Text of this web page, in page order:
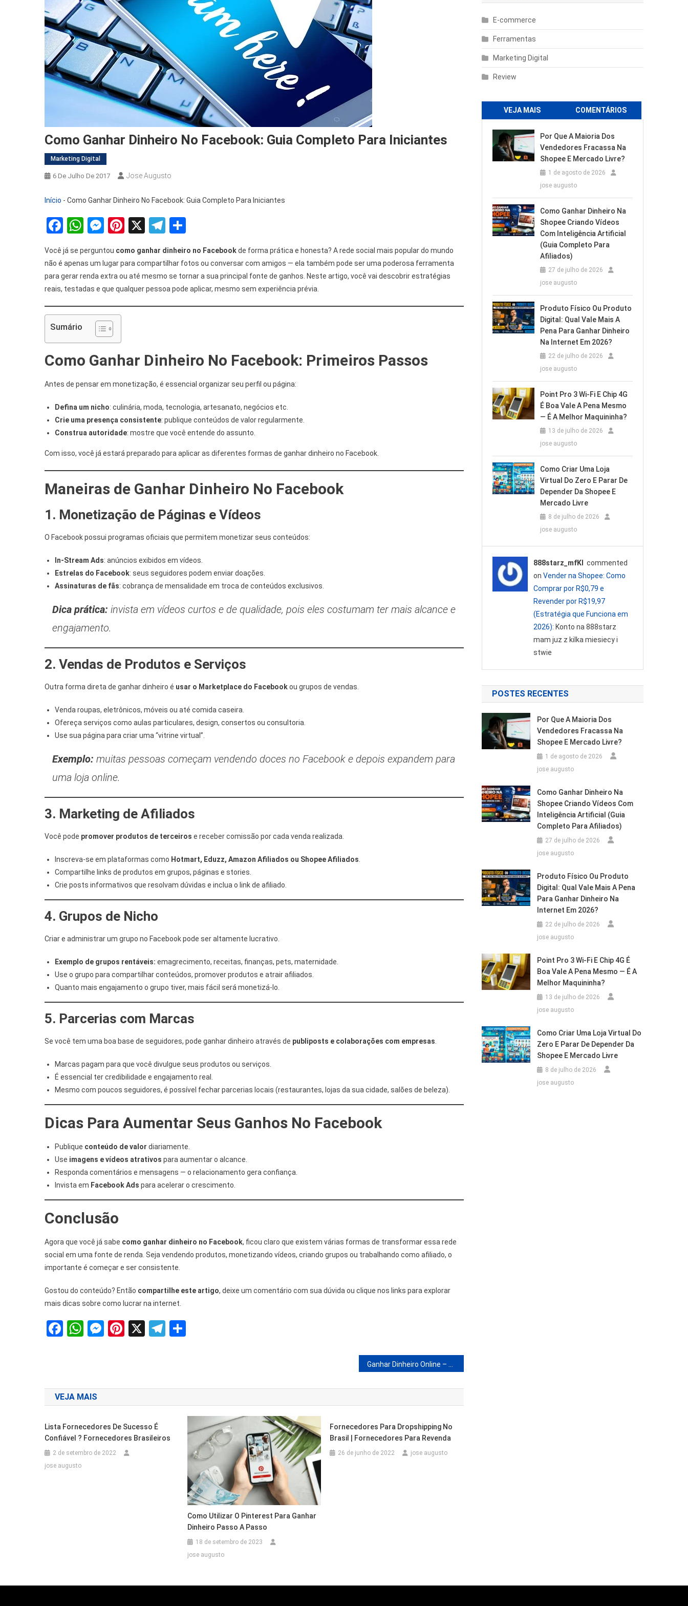
Como Ganhar Dinheiro No Facebook: Guia Completo Para Iniciantes
Marketing Digital
6 De Julho De 2017 Jose Augusto
Início - Como Ganhar Dinheiro No Facebook: Guia Completo Para Iniciantes
Facebook
WhatsApp
Messenger
Pinterest
X Telegram
Você já se perguntou como ganhar dinheiro no Facebookde forma prática e honesta? A rede social mais popular do mundo
não é apenas um lugar para compartilhar fotos ou conversar com amigos — ela também pode ser uma poderosa ferramenta
para gerar renda extra ou até mesmo se tornar a sua principal fonte de ganhos. Neste artigo, você vai descobrir estratégias
reais, testadas e que qualquer pessoa pode aplicar, mesmo sem experiência prévia.
Sumário
Como Ganhar Dinheiro No Facebook: Primeiros Passos
Antes de pensar em monetização, é essencial organizar seu perfil ou página:
Defina um nicho: culinária, moda, tecnologia, artesanato, negócios etc.
Crie uma presença consistente: publique conteúdos de valor regularmente.
Construa autoridade: mostre que você entende do assunto.
Com isso, você já estará preparado para aplicar as diferentes formas de ganhar dinheiro no Facebook.
Maneiras de Ganhar Dinheiro No Facebook
1. Monetização de Páginas e Vídeos
O Facebook possui programas oficiais que permitem monetizar seus conteúdos:
In-Stream Ads: anúncios exibidos em vídeos.
Estrelas do Facebook: seus seguidores podem enviar doações.
Assinaturas de fãs: cobrança de mensalidade em troca de conteúdos exclusivos.
Dica prática: invista em vídeos curtos e de qualidade, pois eles costumam ter mais alcance e
engajamento.
2. Vendas de Produtos e Serviços
Outra forma direta de ganhar dinheiro é usar o Marketplace do Facebookou grupos de vendas.
Venda roupas, eletrônicos, móveis ou até comida caseira.
Ofereça serviços como aulas particulares, design, consertos ou consultoria.
Use sua página para criar uma “vitrine virtual”.
Exemplo: muitas pessoas começam vendendo doces no Facebook e depois expandem para
uma loja online.
3. Marketing de Afiliados
Você pode promover produtos de terceiros e receber comissão por cada venda realizada.
Inscreva-se em plataformas como Hotmart, Eduzz, Amazon Afiliados ou Shopee Afiliados
Compartilhe links de produtos em grupos, páginas e stories.
Crie posts informativos que resolvam dúvidas e inclua o link de afiliado.
4. Grupos de Nicho
Criar e administrar um grupo no Facebook pode ser altamente lucrativo.
Exemplo de grupos rentáveis: emagrecimento, receitas, finanças, pets, maternidade.
Use o grupo para compartilhar conteúdos, promover produtos e atrair afiliados.
Quanto mais engajamento o grupo tiver, mais fácil será monetizá-lo.
5. Parcerias com Marcas
Se você tem uma boa base de seguidores, pode ganhar dinheiro através de publiposts e colaborações com empresas
Marcas pagam para que você divulgue seus produtos ou serviços.
É essencial ter credibilidade e engajamento real.
Mesmo com poucos seguidores, é possível fechar parcerias locais (restaurantes, lojas da sua cidade, salões de beleza).
Dicas Para Aumentar Seus Ganhos No Facebook
Publique conteúdo de valor diariamente.
Use imagens e vídeos atrativos para aumentar o alcance.
Responda comentários e mensagens — o relacionamento gera confiança.
Invista em Facebook Ads para acelerar o crescimento.
Conclusão
Agora que você já sabe como ganhar dinheiro no Facebook, ficou claro que existem várias formas de transformar essa rede
social em uma fonte de renda. Seja vendendo produtos, monetizando vídeos, criando grupos ou trabalhando como afiliado, o
importante é começar e ser consistente.
Gostou do conteúdo? Então compartilhe este artigo, deixe um comentário com sua dúvida ou clique nos links para explorar
mais dicas sobre como lucrar na internet.
Facebook
WhatsApp
Messenger
Pinterest
X Telegram
de
Post
VEJA MAIS
Lista Fornecedores De Sucesso É
Confiável ? Fornecedores Brasileiros
2 de setembro de 2022
jose augusto
Como Utilizar O Pinterest Para Ganhar
Dinheiro Passo A Passo
18 de setembro de 2023
jose augusto
Fornecedores Para Dropshipping No
Brasil | Fornecedores Para Revenda
26 de junho de 2022 jose augusto
E-commerce
Ferramentas
Marketing Digital
Review
VEJA MAIS COMENTÁRIOS
Por Que A Maioria Dos
Vendedores Fracassa Na
Shopee E Mercado Livre?
1 de agosto de 2026
jose augusto
Como Ganhar Dinheiro Na
Shopee Criando Vídeos
Com Inteligência Artificial
(Guia Completo Para
Afiliados)
27 de julho de 2026
jose augusto
Produto Físico Ou Produto
Digital: Qual Vale Mais A
Pena Para Ganhar Dinheiro
Na Internet Em 2026?
22 de julho de 2026
jose augusto
Point Pro 3 Wi‑Fi E Chip 4G
É Boa Vale A Pena Mesmo
— É A Melhor Maquininha?
13 de julho de 2026
jose augusto
Como Criar Uma Loja
Virtual Do Zero E Parar De
Depender Da Shopee E
Mercado Livre
8 de julho de 2026
jose augusto
888starz_mfKl
commented
on Vender na Shopee: Como
Comprar por R$0,79 e
Revender por R$19,97
(Estratégia que Funciona em
2026): Konto na 888starz
mam juz z kilka miesiecy i
stwie
POSTES RECENTES
Por Que A Maioria Dos
Vendedores Fracassa Na
Shopee E Mercado Livre?
1 de agosto de 2026
jose augusto
Como Ganhar Dinheiro Na
Shopee Criando Vídeos Com
Inteligência Artificial (Guia
Completo Para Afiliados)
27 de julho de 2026
jose augusto
Produto Físico Ou Produto
Digital: Qual Vale Mais A Pena
Para Ganhar Dinheiro Na
Internet Em 2026?
22 de julho de 2026
jose augusto
Point Pro 3 Wi‑Fi E Chip 4G É
Boa Vale A Pena Mesmo — É A
Melhor Maquininha?
13 de julho de 2026
jose augusto
Como Criar Uma Loja Virtual Do
Zero E Parar De Depender Da
Shopee E Mercado Livre
8 de julho de 2026
jose augusto